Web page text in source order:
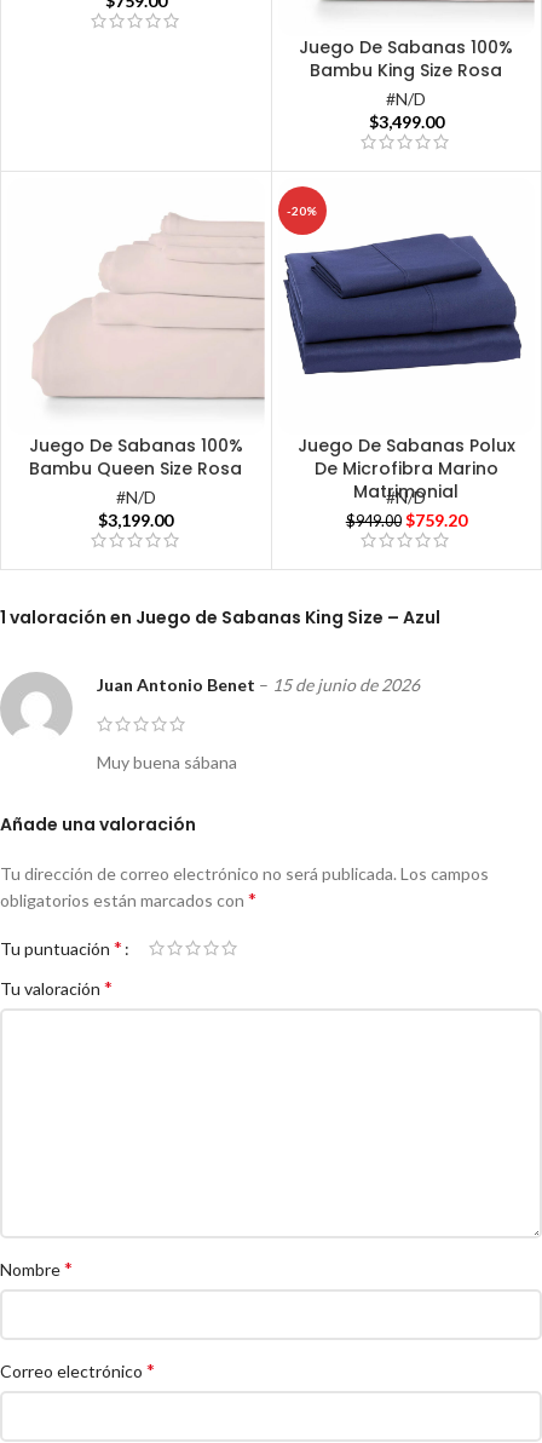
Juego De Sabanas 100%
Bambu King Size Rosa
#N/D
$3,499.00
Juego De Sabanas 100%
Bambu Queen Size Rosa
#N/D
$3,199.00
-20%
Juego De Sabanas Polux
De Microfibra Marino
Matrimonial
#N/D
$949.00 $759.20
1 valoración en Juego de Sabanas King Size – Azul
Juan Antonio Benet – 15 de junio de 2026
Muy buena sábana
Añade una valoración
Tu dirección de correo electrónico no será publicada. Los campos
obligatorios están marcados con *
Tu puntuación *
Tu valoración *
Nombre*
Correo electrónico *